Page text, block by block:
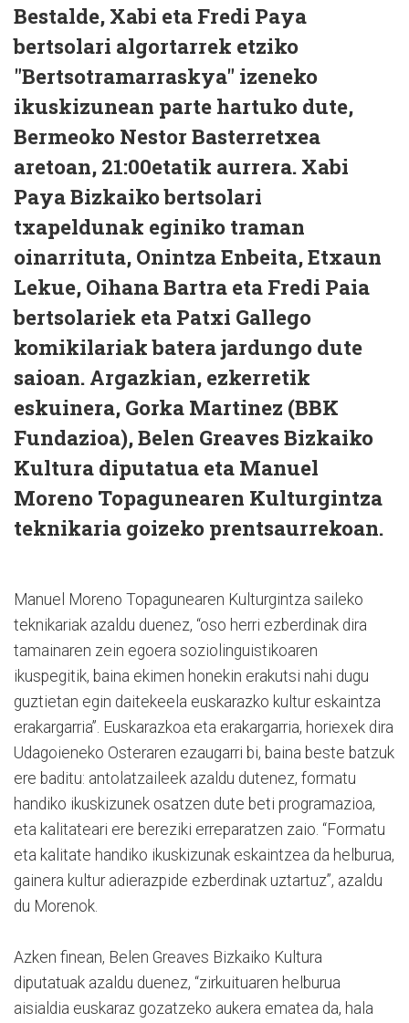
Bestalde, Xabi eta Fredi Paya
bertsolari algortarrek etziko
"Bertsotramarraskya" izeneko
ikuskizunean parte hartuko dute,
Bermeoko Nestor Basterretxea
aretoan, 21:00etatik aurrera. Xabi
Paya Bizkaiko bertsolari
txapeldunak eginiko traman
oinarrituta, Onintza Enbeita, Etxaun
Lekue, Oihana Bartra eta Fredi Paia
bertsolariek eta Patxi Gallego
komikilariak batera jardungo dute
saioan. Argazkian, ezkerretik
eskuinera, Gorka Martinez (BBK
Fundazioa), Belen Greaves Bizkaiko
Kultura diputatua eta Manuel
Moreno Topagunearen Kulturgintza
teknikaria goizeko prentsaurrekoan.
Manuel Moreno Topagunearen Kulturgintza saileko
teknikariak azaldu duenez, “oso herri ezberdinak dira
tamainaren zein egoera soziolinguistikoaren
ikuspegitik, baina ekimen honekin erakutsi nahi dugu
guztietan egin daitekeela euskarazko kultur eskaintza
erakargarria”. Euskarazkoa eta erakargarria, horiexek dira
Udagoieneko Osteraren ezaugarri bi, baina beste batzuk
ere baditu: antolatzaileek azaldu dutenez, formatu
handiko ikuskizunek osatzen dute beti programazioa,
eta kalitateari ere bereziki erreparatzen zaio. “Formatu
eta kalitate handiko ikuskizunak eskaintzea da helburua,
gainera kultur adierazpide ezberdinak uztartuz”, azaldu
du Morenok.
Azken finean, Belen Greaves Bizkaiko Kultura
diputatuak azaldu duenez, “zirkuituaren helburua
aisialdia euskaraz gozatzeko aukera ematea da, hala